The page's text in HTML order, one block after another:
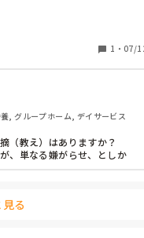
ったのに
くなってきた。
るのに。
のかな？
1 ・ 07/
, グループホーム, デイサービス
（教え）はありますか？
、単なる嫌がらせ、としか
る